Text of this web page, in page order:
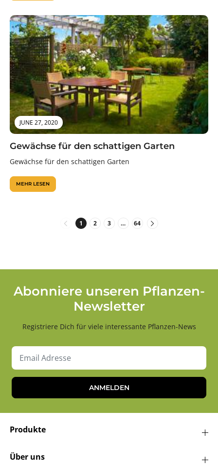
JUNE 27, 2020
Gewächse für den schattigen Garten
Gewächse für den schattigen Garten
MEHR LESEN
1 2 3 … 64
Abonniere unseren Pflanzen-
Newsletter
Registriere Dich für viele interessante Pflanzen-News
ANMELDEN
Produkte
Über uns